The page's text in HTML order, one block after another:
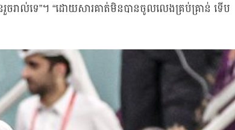
រួចរាល់ទេ”។ “ដោយសារគាត់មិនបានចូលលេងគ្រប់គ្រាន់ ទើប